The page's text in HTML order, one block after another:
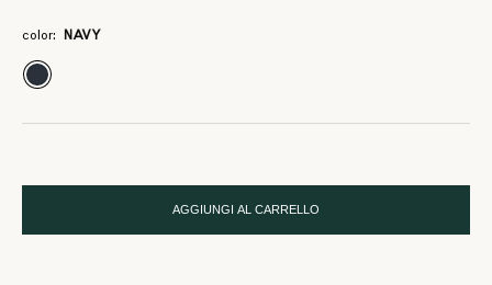
color: NAVY
AGGIUNGI AL CARRELLO